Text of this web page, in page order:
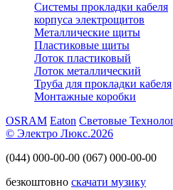
Системы прокладки кабеля
корпуса электрощитов
Металлические щиты
Пластиковые щиты
Лоток пластиковый
Лоток металлический
Труба для прокладки кабеля
Монтажные коробки
OSRAM Eaton Световые
© Электро Люкс.2026
(044) 000-00-00 (067) 000-00-00
безкоштовно скачати музику